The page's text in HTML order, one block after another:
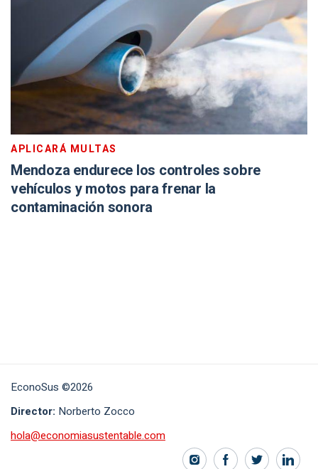
APLICARÁ MULTAS
Mendoza endurece los controles sobre
vehículos y motos para frenar la
contaminación sonora
EconoSus ©2026
Director: Norberto Zocco
hola@economiasustentable.com